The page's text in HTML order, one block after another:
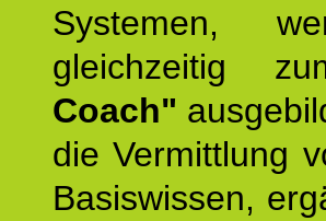
Systemen,
gleichzeitig
Coach"
die Vermittlung
Basiswissen,